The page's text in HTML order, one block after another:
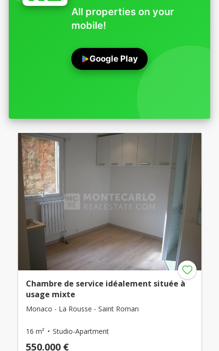
All properties on your
mobile!
Google Play
Chambre de service idéalement située à
usage mixte
Monaco - La Rousse - Saint Roman
16 m² Studio-Apartment
550.000 €